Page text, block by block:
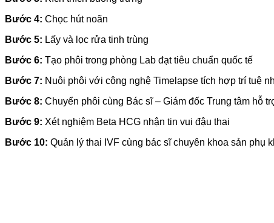
Bước 4: Chọc hút noãn
Bước 5: Lấy và lọc rửa tinh trùng
Bước 6: Tạo phôi trong phòng Lab đạt tiêu chuẩn quốc tế
Bước 7: Nuôi phôi với công nghệ Timelapse tích hợp trí tuệ
Bước 8: Chuyển phôi cùng Bác sĩ – Giám đốc Trung tâm hỗ
Bước 9: Xét nghiệm Beta HCG nhận tin vui đậu thai
Bước 10: Quản lý thai IVF cùng bác sĩ chuyên khoa sản phụ